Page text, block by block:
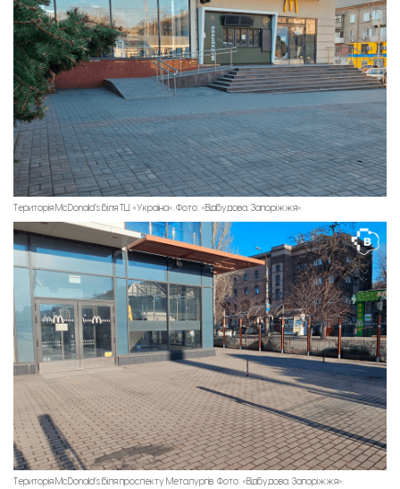
Територія McDonald’s біля ТЦ «Україна». Фото: «Відбудова. Запоріжжя».
Територія McDonald’s біля проспекту Металургів. Фото: «Відбудова. Запоріжжя».